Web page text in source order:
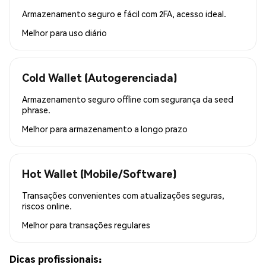
Armazenamento seguro e fácil com 2FA, acesso ideal.
Melhor para uso diário
Cold Wallet (Autogerenciada)
Armazenamento seguro offline com segurança da seed
phrase.
Melhor para armazenamento a longo prazo
Hot Wallet (Mobile/Software)
Transações convenientes com atualizações seguras,
riscos online.
Melhor para transações regulares
Dicas profissionais: